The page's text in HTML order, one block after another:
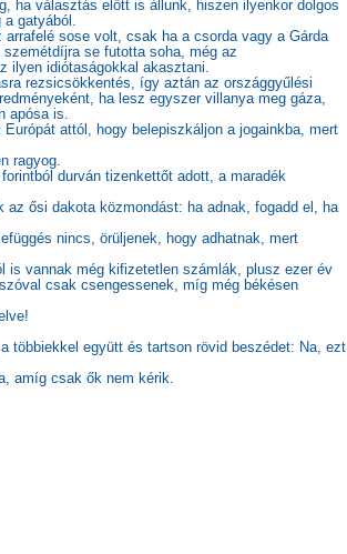
ha választás előtt is állunk, hiszen ilyenkor dolgos
gatyából.
sose volt, csak ha a csorda vagy a Gárda
se futotta soha, még az
ilyen idiótaságokkal akasztani.
rezsicsökkentés, így aztán az országgyűlési
ha lesz egyszer villanya meg gáza,
apósa is.
attól, hogy belepiszkáljon a jogainkba, mert
ragyog.
durván tizenkettőt adott, a maradék
ősi dakota közmondást: ha adnak, fogadd el, ha
nincs, örüljenek, hogy adhatnak, mert
is vannak még kifizetetlen számlák, plusz ezer év
csak csengessenek, míg még békésen
többiekkel együtt és tartson rövid beszédet: Na, ezt
amíg csak ők nem kérik.